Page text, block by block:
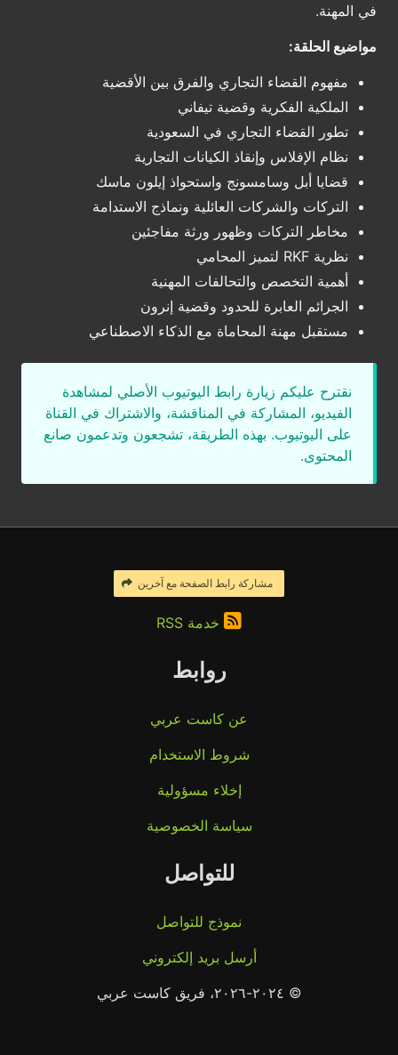
في المهنة.
مواضيع الحلقة:
مفهوم القضاء التجاري والفرق بين الأقضية
الملكية الفكرية وقضية تيفاني
تطور القضاء التجاري في السعودية
نظام الإفلاس وإنقاذ الكيانات التجارية
قضايا أبل وسامسونج واستحواذ إيلون ماسك
التركات والشركات العائلية ونماذج الاستدامة
مخاطر التركات وظهور ورثة مفاجئين
نظرية RKF لتميز المحامي
أهمية التخصص والتحالفات المهنية
الجرائم العابرة للحدود وقضية إنرون
مستقبل مهنة المحاماة مع الذكاء الاصطناعي
نقترح عليكم زيارة رابط اليوتيوب الأصلي لمشاهدة
الفيديو، المشاركة في المناقشة، والاشتراك في القناة
على اليوتيوب. بهذه الطريقة، تشجعون وتدعمون صانع
المحتوى.
مشاركة رابط الصفحة مع آخرين
خدمة RSS
روابط
عن كاست عربي
شروط الاستخدام
إخلاء مسؤولية
سياسة الخصوصية
للتواصل
نموذج للتواصل
أرسل بريد إلكتروني
© ٢٠٢٤-٢٠٢٦، فريق كاست عربي